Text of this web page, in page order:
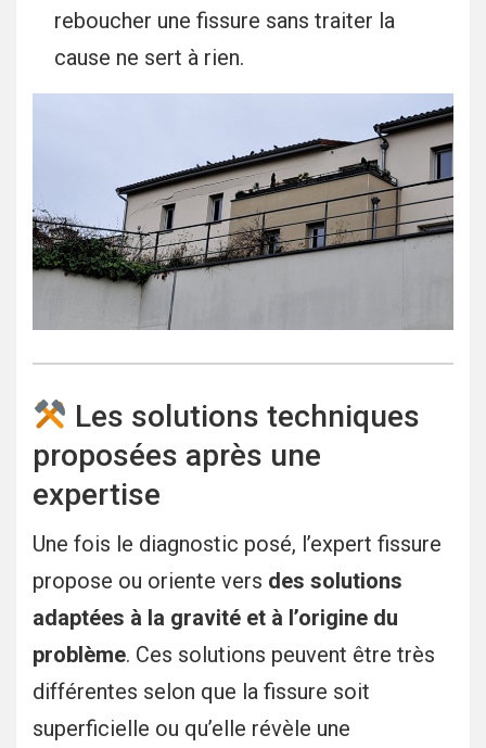
reboucher une fissure sans traiter la
cause ne sert à rien.
Les solutions techniques
proposées après une
expertise
Une fois le diagnostic posé, l’expert fissure
propose ou oriente vers des solutions
adaptées à la gravité et à l’origine du
problème. Ces solutions peuvent être très
différentes selon que la fissure soit
superficielle ou qu’elle révèle une